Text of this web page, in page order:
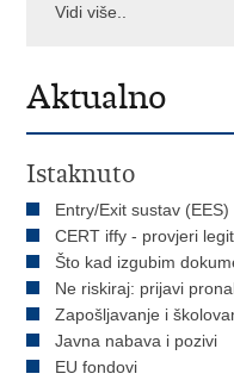
Vidi više..
Aktualno
Istaknuto
Entry/Exit sustav (EES)
CERT iffy - provjeri
Što kad izgubim
Ne riskiraj: prijavi
Zapošljavanje i
Javna nabava i pozivi
EU fondovi